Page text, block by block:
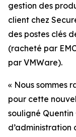
gestion des
client chez
des postes clés
(racheté par
par VMWare).
« Nous sommes
pour cette
souligné
d’administration